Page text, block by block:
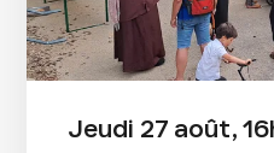
Jeudi 27 août,